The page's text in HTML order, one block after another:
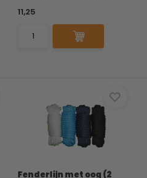
11,25
Fenderlijn met oog (2